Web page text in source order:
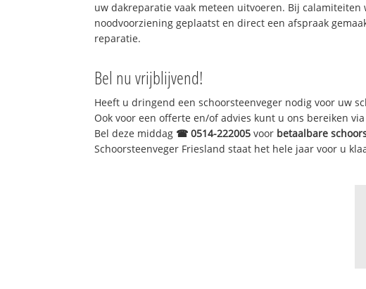
uw dakreparatie vaak meteen uitvoeren. Bij calamiteiten
noodvoorziening geplaatst en direct een afspraak
reparatie.
Bel nu vrijblijvend!
Heeft u dringend een schoorsteenveger nodig voor uw
Ook voor een offerte en/of advies kunt u ons bereiken
Bel deze middag ☎0514-222005 voor betaalbare
Schoorsteenveger Friesland staat het hele jaar voor u